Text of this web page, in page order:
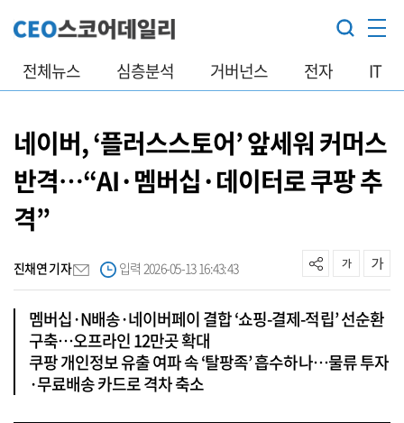
전체뉴스 심층분석 거버넌스 전자 IT
네이버, ‘플러스스토어’ 앞세워 커머스
반격…“AI·멤버십·데이터로 쿠팡 추
격”
진채연 기자 입력 2026-05-13 16:43:43
멤버십·N배송·네이버페이 결합 ‘쇼핑-결제-적립’ 선순환
구축…오프라인 12만곳 확대
쿠팡 개인정보 유출 여파 속 ‘탈팡족’ 흡수하나…물류 투자
·무료배송 카드로 격차 축소